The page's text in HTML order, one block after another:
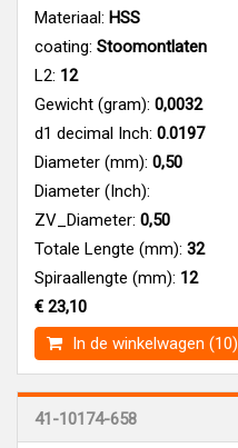
Materiaal: HSS
coating: Stoomontlaten
L2: 12
Gewicht (gram): 0,0032
d1 decimal Inch: 0.0197
Diameter (mm): 0,50
Diameter (Inch):
ZV_Diameter: 0,50
Totale Lengte (mm): 32
Spiraallengte (mm): 12
€ 23,10
In de winkelwagen (10)
41-10174-658